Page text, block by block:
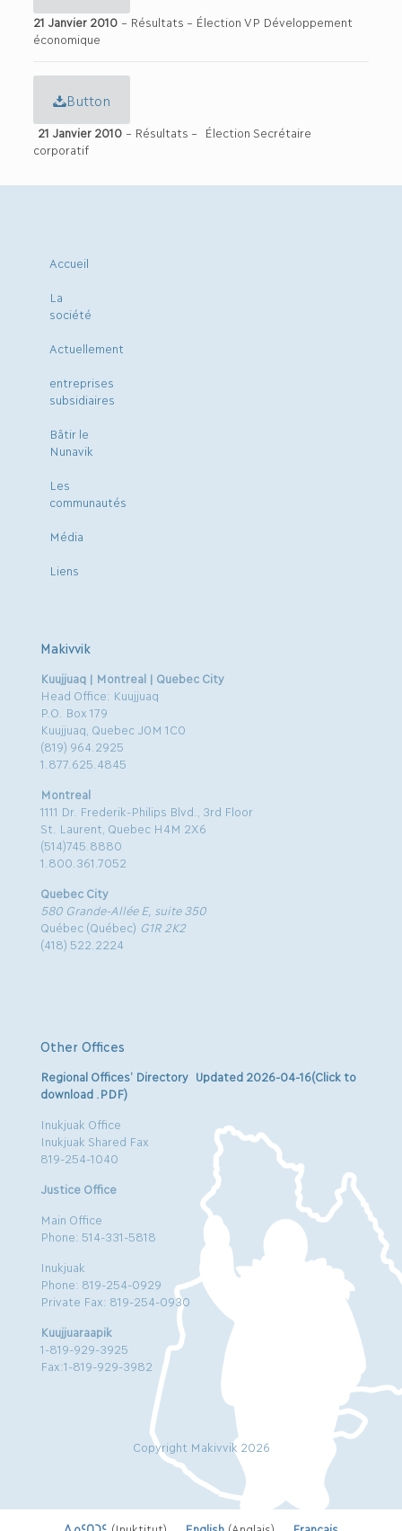
21 Janvier 2010– Résultats – Élection VP Développement
économique
Button
21 Janvier 2010– Résultats – Élection Secrétaire
corporatif
Accueil
La
société
Actuellement
entreprises
subsidiaires
Bâtir le
Nunavik
Les
communautés
Média
Liens
Makivvik
Kuujjuaq | Montreal | Quebec City
Head Office: Kuujjuaq
P.O. Box 179
Kuujjuaq, Quebec J0M 1C0
(819) 964.2925
1.877.625.4845
Montreal
1111 Dr. Frederik-Philips Blvd., 3rd Floor
St. Laurent, Quebec H4M 2X6
(514)745.8880
1.800.361.7052
Quebec City
580 Grande-Allée E, suite 350
Québec (Québec) G1R 2K2
(418) 522.2224
Other Offices
Regional Offices’ Directory Updated 2026-04-16(Click to
download .PDF)
Inukjuak Office
Inukjuak Shared Fax
819-254-1040
Justice Office
Main Office
Phone: 514-331-5818
Inukjuak
Phone: 819-254-0929
Private Fax: 819-254-0930
Kuujjuaraapik
1-819-929-3925
Fax:1-819-929-3982
Copyright Makivvik 2026